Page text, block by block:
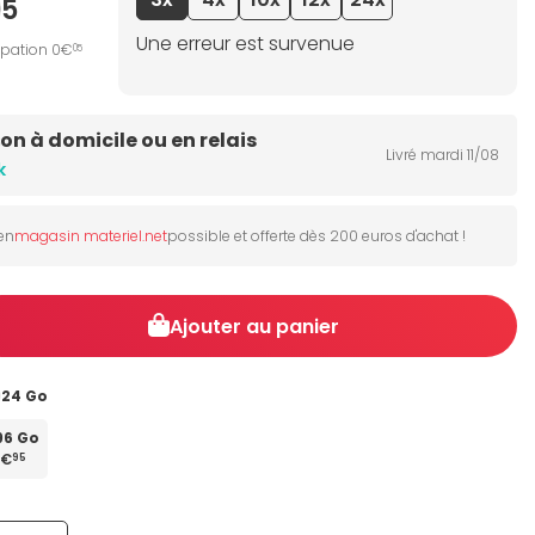
0€05
Une erreur est survenue
à domicile ou en relais
Livré mardi 11/08
magasin materiel.netpossible et offerte dès 200 euros d'achat !
Ajouter au panier
Go
Go
95